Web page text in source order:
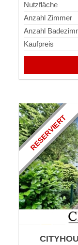
Nutzfläche
Anzahl Zimmer
Anzahl
Kaufpreis
RESERVIERT